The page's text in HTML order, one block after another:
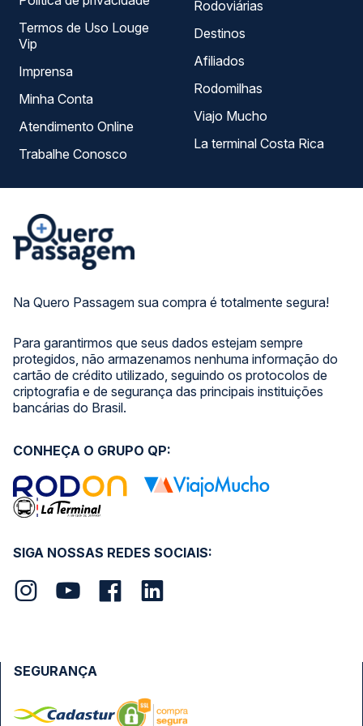
Na Quero Passagem sua compra é totalmente segura!
Para garantirmos que seus dados estejam sempre
protegidos, não armazenamos nenhuma informação do
cartão de crédito utilizado, seguindo os protocolos de
criptografia e de segurança das principais instituições
bancárias do Brasil.
Termos de Uso Louge
Vip
Imprensa
Minha Conta
Atendimento Online
Trabalhe Conosco
Rodoviárias
Destinos
Afiliados
Rodomilhas
Viajo Mucho
La terminal Costa Rica
SIGA NOSSAS REDES SOCIAIS:
CONHEÇA O GRUPO QP:
SEGURANÇA